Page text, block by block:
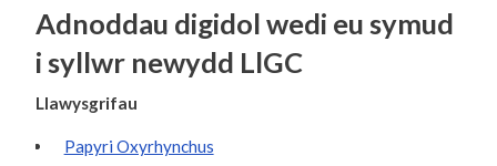
Adnoddau digidol wedi eu symud
i syllwr newydd LlGC
Llawysgrifau
Papyri Oxyrhynchus